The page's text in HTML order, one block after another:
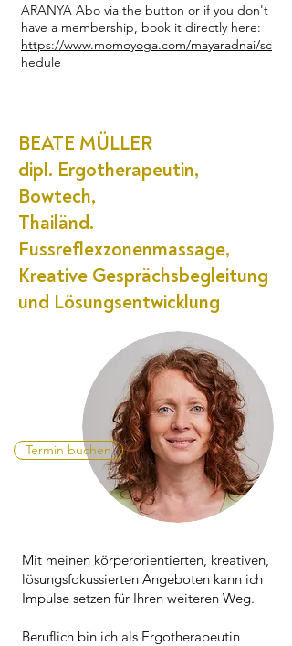
ARANYA Abo via the button or if you don't
have a membership, book it directly here:
https://www.momoyoga.com/mayaradnai/sc
hedule
BEATE MÜLLER
dipl. Ergotherapeutin,
Bowtech,
Thailänd.
Fussreflexzonenmassage,
Kreative Gesprächsbegleitung
und Lösungsentwicklung
Termin buchen
Mit meinen körperorientierten, kreativen,
lösungsfokussierten Angeboten kann ich
Impulse setzen für Ihren weiteren Weg.
Beruflich bin ich als Ergotherapeutin